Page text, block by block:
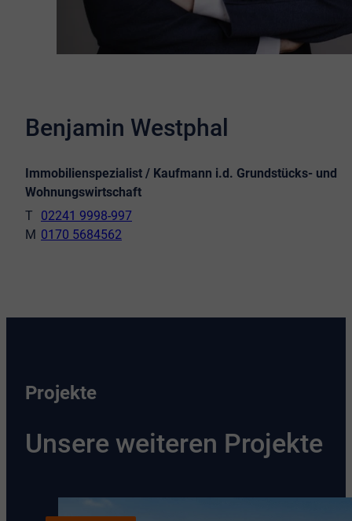
Benjamin Westphal
Immobilienspezialist / Kaufmann i.d. Grundstücks- und
Wohnungswirtschaft
02241 9998-997
0170 5684562
Projekte
Unsere weiteren Projekte